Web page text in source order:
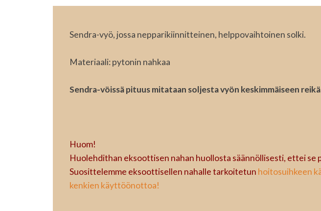
Sendra-vyö, jossa nepparikiinnitteinen, helppovaihtoinen solki.
Materiaali: pytonin nahkaa
Sendra-vöissä pituus mitataan soljesta vyön keskimmäiseen
Huom!
Huolehdithan eksoottisen nahan huollosta säännöllisesti, ettei se
Suosittelemme eksoottisellen nahalle tarkoitetun hoitosuihkeen
kenkien käyttöönottoa!